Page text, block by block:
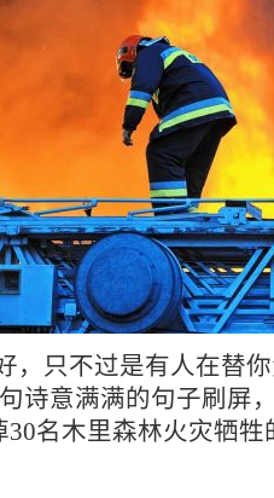
，只不过是有人在替
诗意满满的句子刷屏
30名木里森林火灾牺牲